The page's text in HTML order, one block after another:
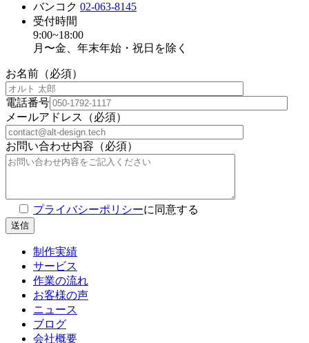
バンコク 02-063-8145
受付時間
9:00~18:00
月〜金、年末年始・祝日を除く
お名前（必須）
電話番号
メールアドレス（必須）
お問い合わせ内容（必須）
プライバシーポリシーに同意する
制作実績
サービス
作業の流れ
お客様の声
ニュース
ブログ
会社概要